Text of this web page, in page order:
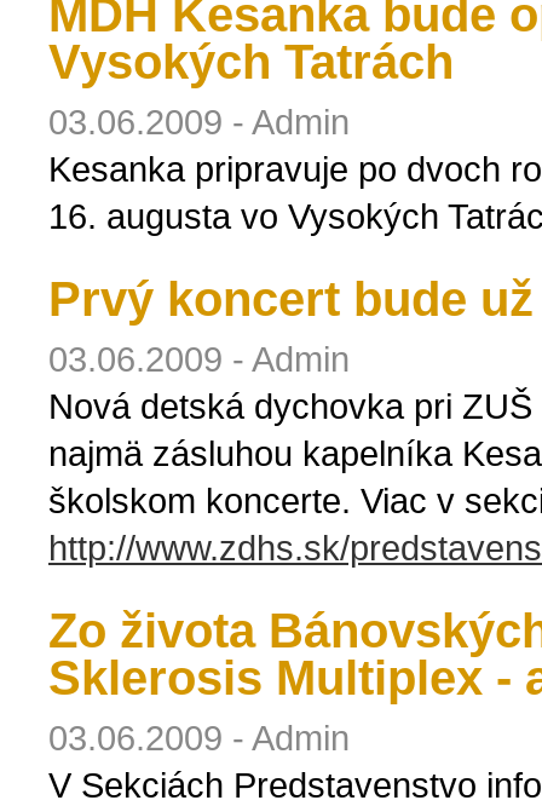
MDH Kesanka bude
Vysokých Tatrách
03.06.2009 - Admin
Kesanka pripravuje po dvoch
16. augusta vo Vysokých
Prvý koncert bude
03.06.2009 - Admin
Nová detská dychovka pri
najmä zásluhou kapelníka
školskom koncerte. Viac v
http://www.zdhs.sk/
Zo života
Sklerosis Multiplex -
03.06.2009 - Admin
V Sekciách Predstavenstvo